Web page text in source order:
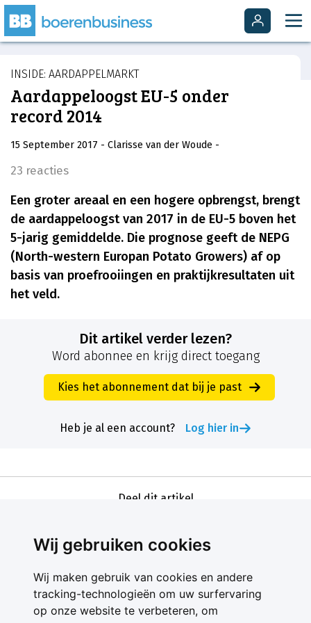
Wij gebruiken cookies
Wij maken gebruik van cookies en andere
tracking-technologieën om uw surfervaring
op onze website te verbeteren, om
INSIDE: AARDAPPELMARKT
Aardappeloogst EU-5 onder
record 2014
15 September 2017 - Clarisse van der Woude -
23 reacties
Een groter areaal en een hogere opbrengst, brengt
de aardappeloogst van 2017 in de EU-5 boven het
5-jarig gemiddelde. Die prognose geeft de NEPG
(North-western Europan Potato Growers) af op
basis van proefrooiingen en praktijkresultaten uit
het veld.
Dit artikel verder lezen?
Word abonnee en krijg direct toegang
Kies het abonnement dat bij je past
Heb je al een account? Log hier in
Deel dit artikel